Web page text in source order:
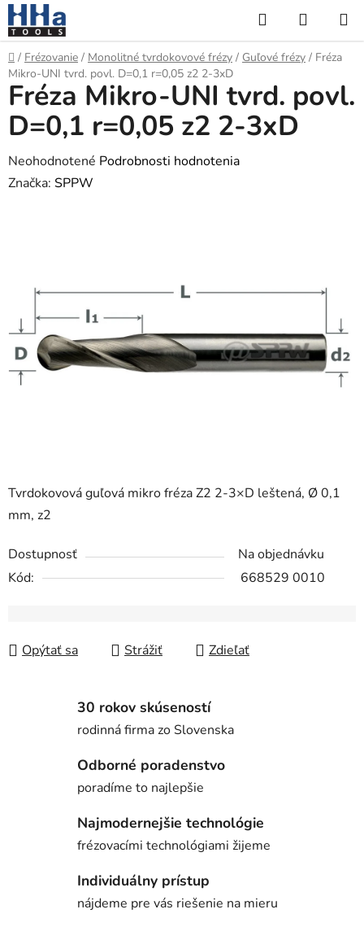
Prejsť
na
obsah
Hľadať
KOŠÍK
Domov
/ Frézovanie / Monolitné tvrdokovové frézy / Guľové frézy / Fréza
Mikro-UNI tvrd. povl. D=0,1 r=0,05 z2 2-3xD
Tvrdokovová guľová mikro fréza Z2 2-3×D leštená, Ø 0,1
mm, z2
Dostupnosť
Na objednávku
Kód:
668529 0010
Opýtať sa Strážiť Zdieľať
Fréza Mikro-UNI tvrd. povl.
D=0,1 r=0,05 z2 2-3xD
Priemerné
hodnotenie
hviezdičiek.
Neohodnotené Podrobnosti hodnotenia
Značka: SPPW
30 rokov skúseností
rodinná firma zo Slovenska
Odborné poradenstvo
poradíme to najlepšie
Najmodernejšie technológie
frézovacími technológiami žijeme
Individuálny prístup
nájdeme pre vás riešenie na mieru